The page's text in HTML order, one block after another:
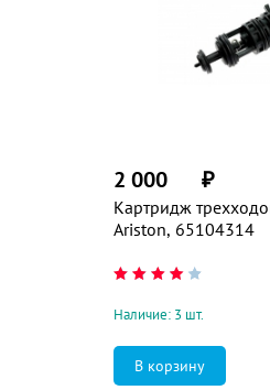
Картридж
Ariston, 65104314
2 000 ₽
Наличие: 3 шт.